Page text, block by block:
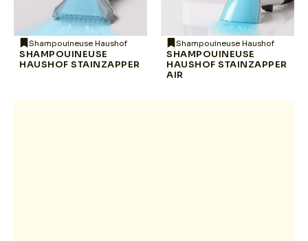
Shampouineuse Haushof
SHAMPOUINEUSE
HAUSHOF STAINZAPPER
Shampouineuse Haushof
SHAMPOUINEUSE
HAUSHOF STAINZAPPER
AIR